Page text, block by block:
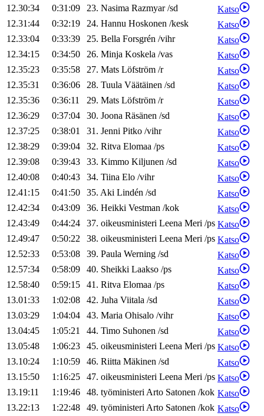
12.30:34
0:31:09 23. Nasima Razmyar/sd
Katso
12.31:44
0:32:19 24. Hannu Hoskonen /kesk
Katso
12.33:04
0:33:39 25. Bella Forsgrén /vihr
Katso
12.34:15
0:34:50 26. Minja Koskela /vas
Katso
12.35:23
0:35:58 27. Mats Löfström /r
Katso
12.35:31
0:36:06 28. Tuula Väätäinen /sd
Katso
12.35:36
0:36:11 29. Mats Löfström /r
Katso
12.36:29
0:37:04 30. Joona Räsänen /sd
Katso
12.37:25
0:38:01 31. Jenni Pitko /vihr
Katso
12.38:29
0:39:04 32. Ritva Elomaa /ps
Katso
12.39:08
0:39:43 33. Kimmo Kiljunen /sd
Katso
12.40:08
0:40:43 34. Tiina Elo /vihr
Katso
12.41:15
0:41:50 35. Aki Lindén /sd
Katso
12.42:34
0:43:09 36. Heikki Vestman /kok
Katso
12.43:49
0:44:24 37. oikeusministeri Leena Meri /ps Katso
12.49:47
0:50:22 38. oikeusministeri Leena Meri /ps Katso
12.52:33
0:53:08 39. Paula Werning /sd
Katso
12.57:34
0:58:09 40. Sheikki Laakso /ps
Katso
12.58:40
0:59:15 41. Ritva Elomaa /ps
Katso
13.01:33
1:02:08 42. Juha Viitala /sd
Katso
13.03:29
1:04:04 43. Maria Ohisalo /vihr
Katso
13.04:45
1:05:21 44. Timo Suhonen /sd
Katso
13.05:48
1:06:23 45. oikeusministeri Leena Meri /ps Katso
13.10:24
1:10:59 46. Riitta Mäkinen /sd
Katso
13.15:50
1:16:25 47. oikeusministeri Leena Meri /ps Katso
13.19:11
1:19:46 48. työministeriArto Satonen /kok Katso
13.22:13
1:22:48 49. työministeriArto Satonen /kok Katso